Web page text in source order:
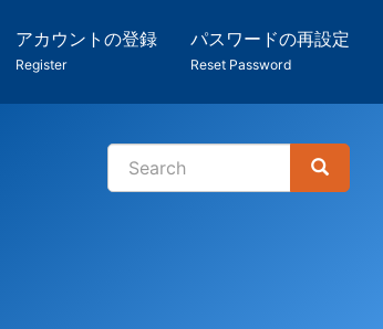
アカウントの登録
Register
パスワードの再設定
Reset Password
検
Search
Search